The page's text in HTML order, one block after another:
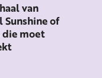
van
Sunshine of
die moet